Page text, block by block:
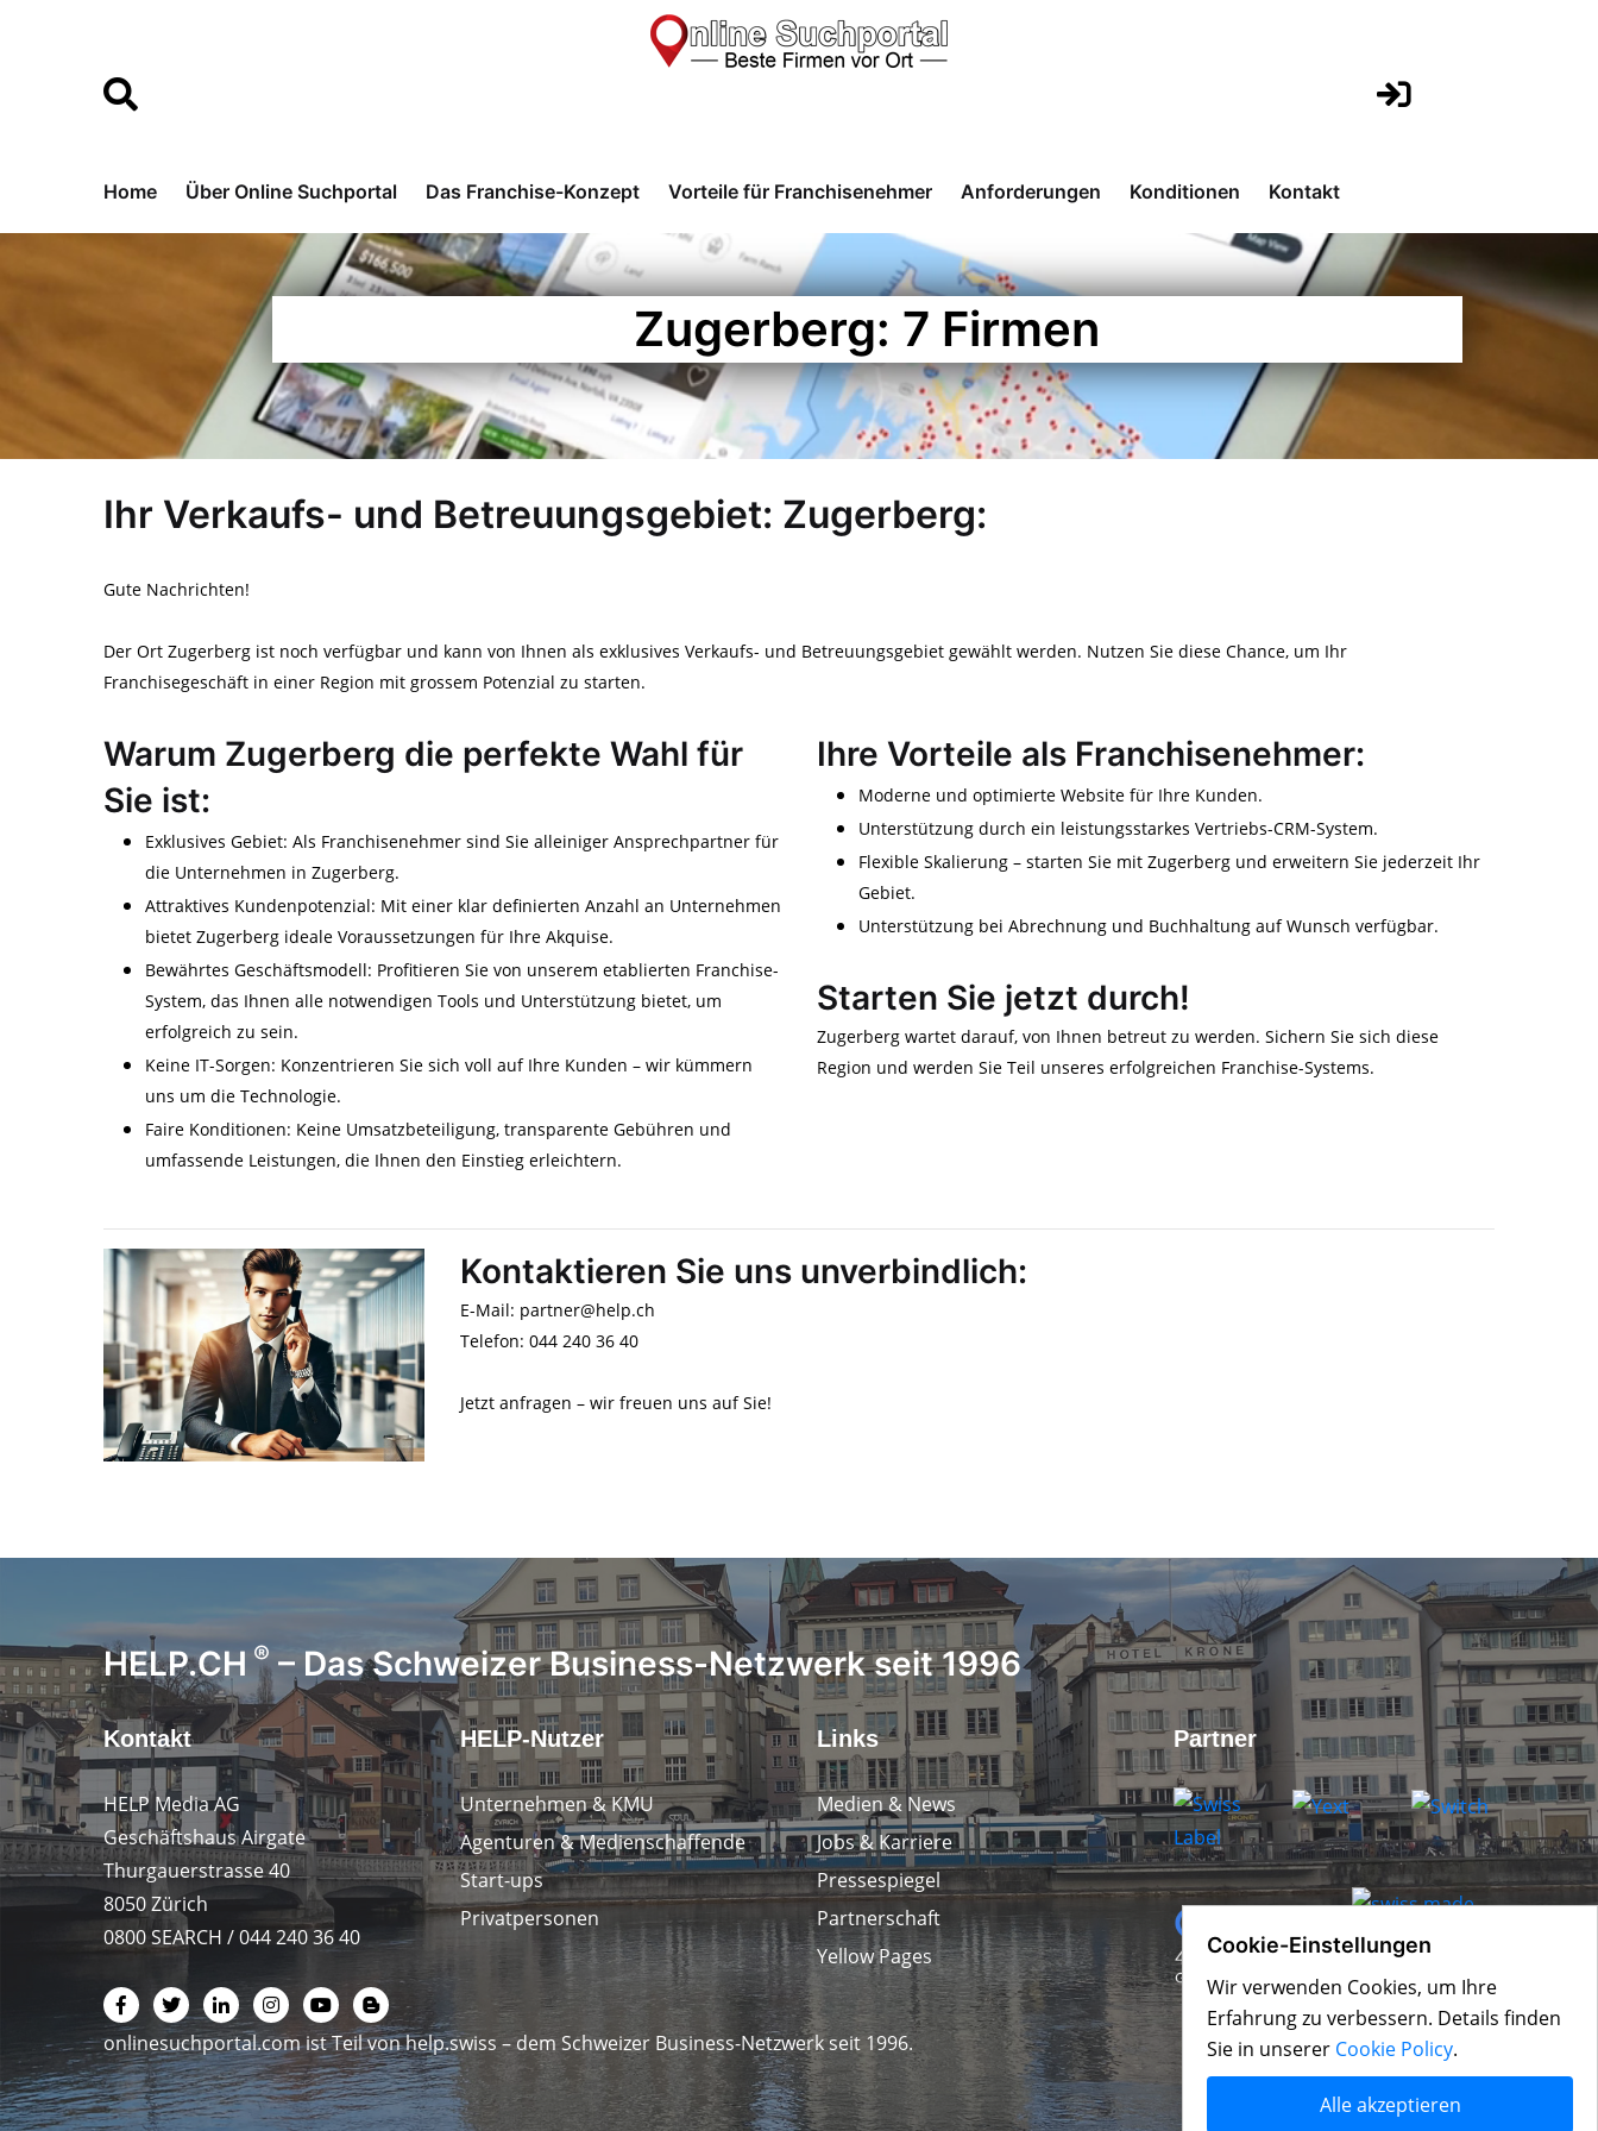
Home Über Online Suchportal Das Franchise-Konzept Vorteile für Franchisenehmer Anforderungen Konditionen Kontakt
Zugerberg: 7 Firmen
Ihr Verkaufs- und Betreuungsgebiet: Zugerberg:
Gute Nachrichten!
Der Ort Zugerberg ist noch verfügbar und kann von Ihnen als exklusives Verkaufs- und Betreuungsgebiet gewählt werden. Nutzen Sie diese Chance, um Ihr
Franchisegeschäft in einer Region mit grossem Potenzial zu starten.
Warum Zugerberg die perfekte Wahl für
Sie ist:
Exklusives Gebiet: Als Franchisenehmer sind Sie alleiniger Ansprechpartner für
die Unternehmen in Zugerberg.
Attraktives Kundenpotenzial: Mit einer klar definierten Anzahl an Unternehmen
bietet Zugerberg ideale Voraussetzungen für Ihre Akquise.
Bewährtes Geschäftsmodell: Profitieren Sie von unserem etablierten Franchise-
System, das Ihnen alle notwendigen Tools und Unterstützung bietet, um
erfolgreich zu sein.
Keine IT-Sorgen: Konzentrieren Sie sich voll auf Ihre Kunden – wir kümmern
uns um die Technologie.
Faire Konditionen: Keine Umsatzbeteiligung, transparente Gebühren und
umfassende Leistungen, die Ihnen den Einstieg erleichtern.
Ihre Vorteile als Franchisenehmer:
Moderne und optimierte Website für Ihre Kunden.
Unterstützung durch ein leistungsstarkes Vertriebs-CRM-System.
Flexible Skalierung – starten Sie mit Zugerberg und erweitern Sie jederzeit Ihr
Gebiet.
Unterstützung bei Abrechnung und Buchhaltung auf Wunsch verfügbar.
Starten Sie jetzt durch!
Zugerberg wartet darauf, von Ihnen betreut zu werden. Sichern Sie sich diese
Region und werden Sie Teil unseres erfolgreichen Franchise-Systems.
Kontaktieren Sie uns unverbindlich:
E-Mail: partner@help.ch
Telefon: 044 240 36 40
Jetzt anfragen – wir freuen uns auf Sie!
HELP.CH ®– Das Schweizer Business-Netzwerk seit 1996
Kontakt
HELP Media AG
Geschäftshaus Airgate
Thurgauerstrasse 40
8050 Zürich
0800 SEARCH / 044 240 36 40
HELP-Nutzer
Unternehmen & KMU
Agenturen & Medienschaffende
Start-ups
Privatpersonen
Links
Medien & News
Jobs & Karriere
Pressespiegel
Partnerschaft
Yellow Pages
Partner
onlinesuchportal.com ist Teil vonhelp.swiss – dem Schweizer Business-Netzwerk seit 1996.
Cookie-Einstellungen
Wir verwenden Cookies, um Ihre
Erfahrung zu verbessern. Details finden
Sie in unserer Cookie Policy.
Alle akzeptieren